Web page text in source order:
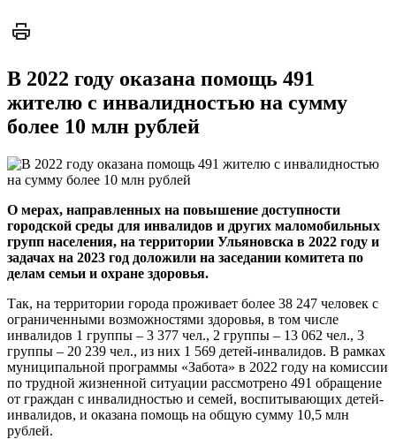
В 2022 году оказана помощь 491
жителю с инвалидностью на сумму
более 10 млн рублей
О мерах, направленных на повышение доступности
городской среды для инвалидов и других маломобильных
групп населения, на территории Ульяновска в 2022 году и
задачах на 2023 год доложили на заседании комитета по
делам семьи и охране здоровья.
Так, на территории города проживает более 38 247 человек с
ограниченными возможностями здоровья, в том числе
инвалидов 1 группы – 3 377 чел., 2 группы – 13 062 чел., 3
группы – 20 239 чел., из них 1 569 детей-инвалидов. В рамках
муниципальной программы «Забота» в 2022 году на комиссии
по трудной жизненной ситуации рассмотрено 491 обращение
от граждан с инвалидностью и семей, воспитывающих детей-
инвалидов, и оказана помощь на общую сумму 10,5 млн
рублей.